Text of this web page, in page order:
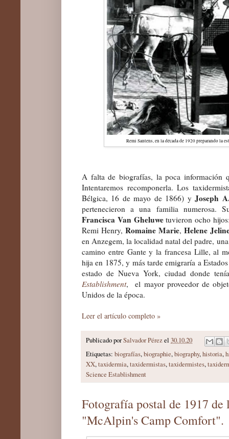
Remi Santens, en la década de 1920 preparando la
A falta de biografías, la poca información
Intentaremos recomponerla. Los
Bélgica, 16 de mayo de 1866) yJoseph
pertenecieron a una familia numerosa.
Francisca Van Gheluwetuvieron ocho
Remi Henry,Romaine Marie,Helene
en Anzegem, la localidad natal del padre,
camino entre Gante y la francesa Lille, al
hija en 1875, y más tarde emigraría a
estado de Nueva York, ciudad donde
Establishment, el mayor proveedor de
Unidos de la época.
Leer el artículo completo »
Publicado porSalvador Pérezel 30.10.20
Etiquetas: biografías,biographie,biography,historia,
XX,taxidermia,taxidermistas,taxidermistes,
Science Establishment
Fotografía postal de 1917 de
"McAlpin's Camp Comfort".